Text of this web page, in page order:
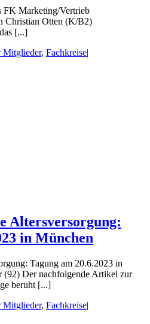
FK Marketing/Vertrieb
Christian Otten (K/B2)
[...]
, Fachkreise|
Altersversorgung:
in München
Tagung am 20.6.2023 in
Der nachfolgende Artikel zur
beruht [...]
, Fachkreise|